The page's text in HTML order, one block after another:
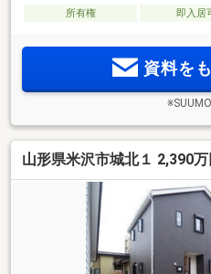
所有権 即入居
資料を
山形県米沢市城北１ 2,390